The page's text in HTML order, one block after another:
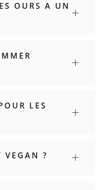
OURS A UN
LES
VEGAN ?